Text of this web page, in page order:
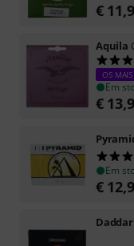
€
Aquila
OS
Em
€
Em
€